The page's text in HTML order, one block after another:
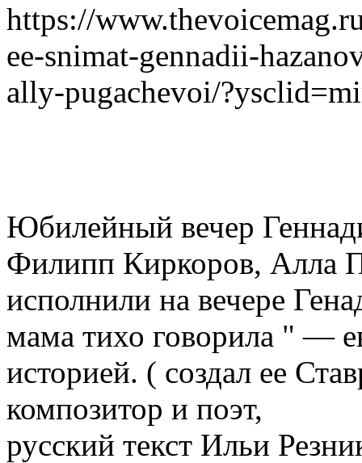
https://
ee-snimat-gennadii-
ally-pugachevoi/
Юбилейный вечер
Филипп Киркоров, Алла
исполнили на вечере
мама тихо говорила " —
историей. ( создал ее
композитор и поэт,
русский текст Ильи